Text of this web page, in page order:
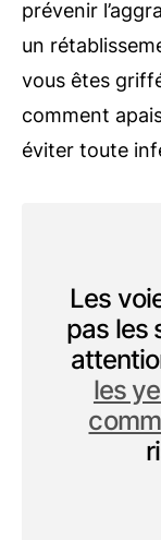
prévenir
un
vous êtes
comment
éviter toute
Les
pas les
les